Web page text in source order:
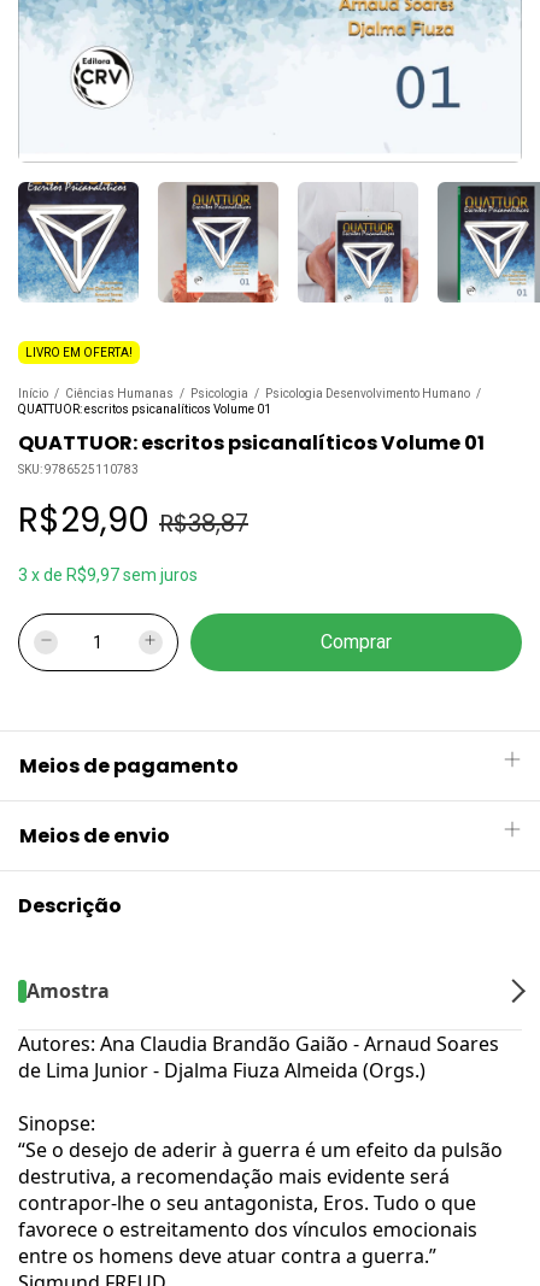
LIVRO EM OFERTA!
Início / Ciências Humanas / Psicologia / Psicologia Desenvolvimento Humano /
QUATTUOR: escritos psicanalíticos Volume 01
QUATTUOR: escritos psicanalíticos Volume 01
SKU:9786525110783
R$29,90 R$38,87
3 xde R$9,97sem juros
Meios de pagamento
Meios de envio
Descrição
Amostra
Autores: Ana Claudia Brandão Gaião - Arnaud Soares
de Lima Junior - Djalma Fiuza Almeida (Orgs.)
Sinopse:
“Se o desejo de aderir à guerra é um efeito da pulsão
destrutiva, a recomendação mais evidente será
contrapor-lhe o seu antagonista, Eros. Tudo o que
favorece o estreitamento dos vínculos emocionais
entre os homens deve atuar contra a guerra.”